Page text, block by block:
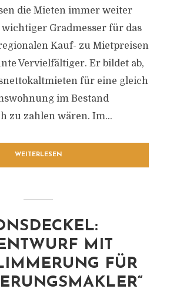
die Mieten immer weiter
Gradmesser für das
Kauf- zu Mietpreisen
Vervielfältiger. Er bildet ab,
für eine gleich
im Bestand
zu zahlen wären. Im...
WEITERLESEN
MIT
FÜR